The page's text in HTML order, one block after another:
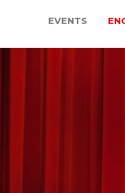
EVENTS